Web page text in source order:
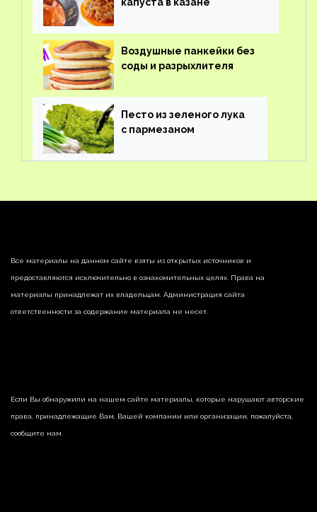
Воздушные панкейки без
соды и разрыхлителя
Песто из зеленого лука
с пармезаном
Все материалы на данном сайте взяты из открытых источников и
предоставляются исключительно в ознакомительных целях. Права на
материалы принадлежат их владельцам. Администрация сайта
ответственности за содержание материала не несет.
Если Вы обнаружили на нашем сайте материалы, которые нарушают авторские
права, принадлежащие Вам, Вашей компании или организации, пожалуйста,
сообщите нам.